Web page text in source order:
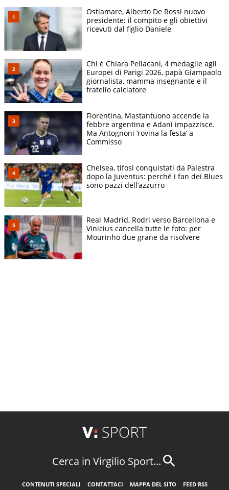
Ostiamare, Alberto De Rossi nuovo
presidente: il compito e gli obiettivi
ricevuti dal figlio Daniele
Chi è Chiara Pellacani, 4 medaglie agli
Europei di Parigi 2026, papà Giampaolo
giornalista, mamma insegnante e il
fratello calciatore
Fiorentina, Mastantuono accende la
febbre argentina e Adani impazzisce.
Ma Antognoni ‘rovina la festa’ a
Commisso
Chelsea, tifosi conquistati da Palestra
dopo la Juventus: perché i fan dei Blues
sono pazzi dell’azzurro
Real Madrid, Rodri verso Barcellona e
Vinicius cancella tutte le foto: per
Mourinho due grane da risolvere
Cerca in Virgilio Sport...
CONTENUTI SPECIALI CONTATTACI MAPPA DEL SITO FEED RSS